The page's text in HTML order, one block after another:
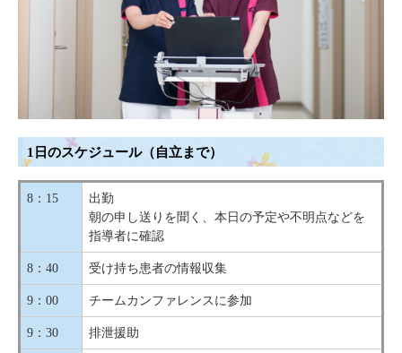
1日のスケジュール（自立まで）
8：15
出勤
朝の申し送りを聞く、本日の予定や不明点などを
指導者に確認
8：40 受け持ち患者の情報収集
9：00 チームカンファレンスに参加
9：30 排泄援助